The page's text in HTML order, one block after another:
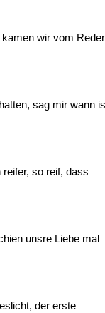
wir vom
sag mir wann
so reif, dass
unsre Liebe mal
der erste